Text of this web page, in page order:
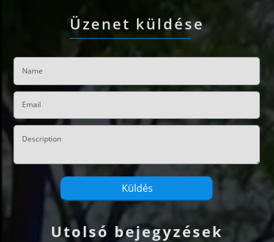
Üzenet küldése
Utolsó bejegyzések